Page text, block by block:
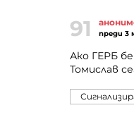
91 преди 3
Ако ГЕРБ
Томислав